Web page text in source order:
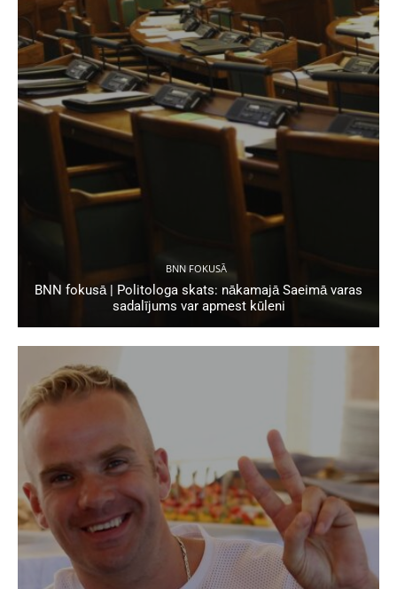
BNN FOKUSĀ
BNN fokusā | Politologa skats: nākamajā Saeimā varas
sadalījums var apmest kūleni